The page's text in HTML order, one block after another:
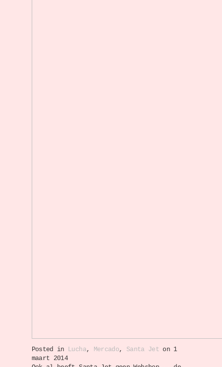
Posted in Lucha, Mercado, Santa Jet on 1
maart 2014